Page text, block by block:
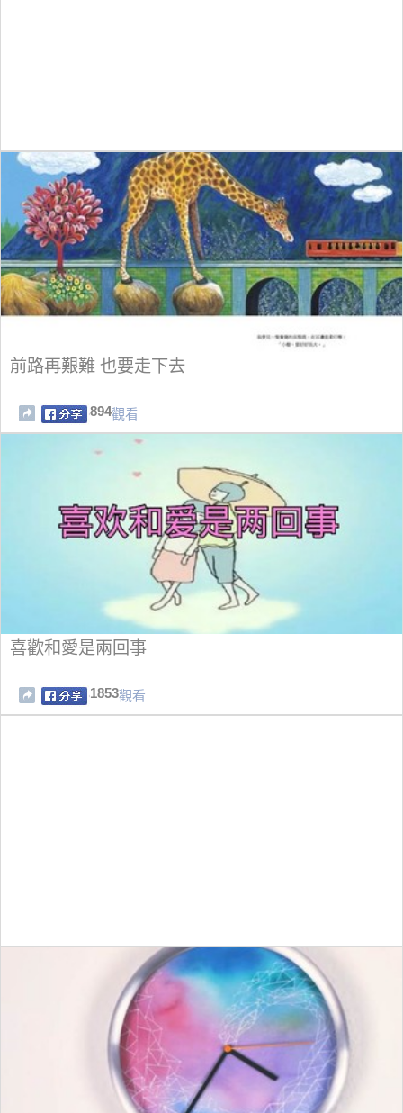
前路再艱難 也要走下去
894觀看
喜歡和愛是兩回事
1853觀看